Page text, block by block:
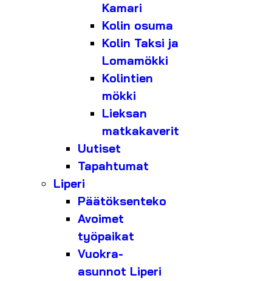
Kamari
Kolin osuma
Kolin Taksi ja
Lomamökki
Kolintien
mökki
Lieksan
matkakaverit
Uutiset
Tapahtumat
Liperi
Päätöksenteko
Avoimet
työpaikat
Vuokra-
asunnot Liperi